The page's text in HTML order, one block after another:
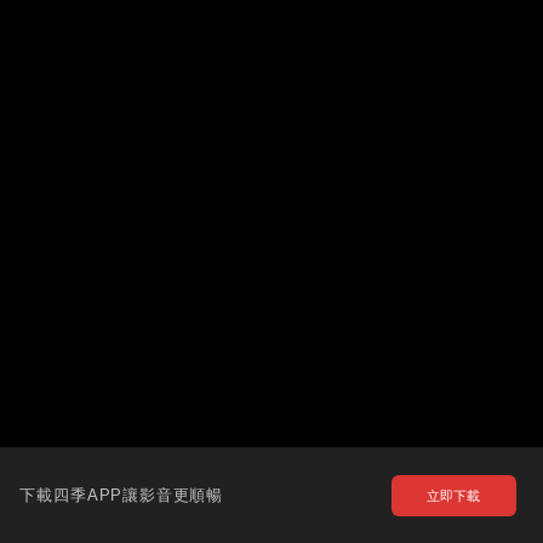
下載四季APP讓影音更順暢 立即下載